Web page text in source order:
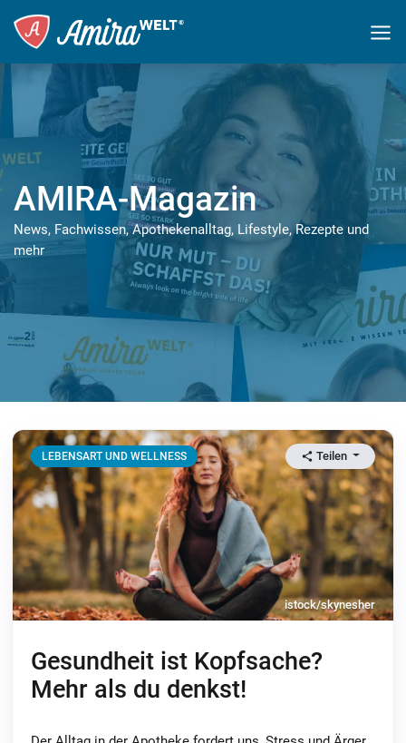
AMIRA-Magazin
News, Fachwissen, Apothekenalltag, Lifestyle, Rezepte und
mehr
istock/skynesher
LEBENSART UND WELLNESS Teilen
Gesundheit ist Kopfsache?
Mehr als du denkst!